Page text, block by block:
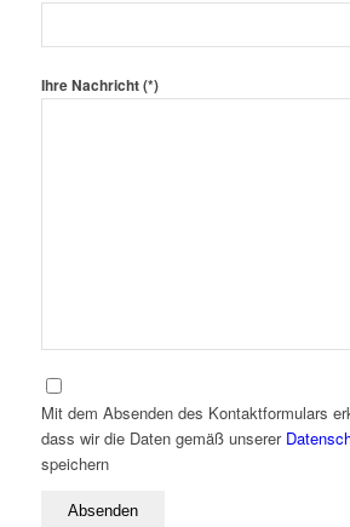
Ihre Nachricht (*)
Mit dem Absenden des Kontaktformulars
dass wir die Daten gemäß unserer
speichern